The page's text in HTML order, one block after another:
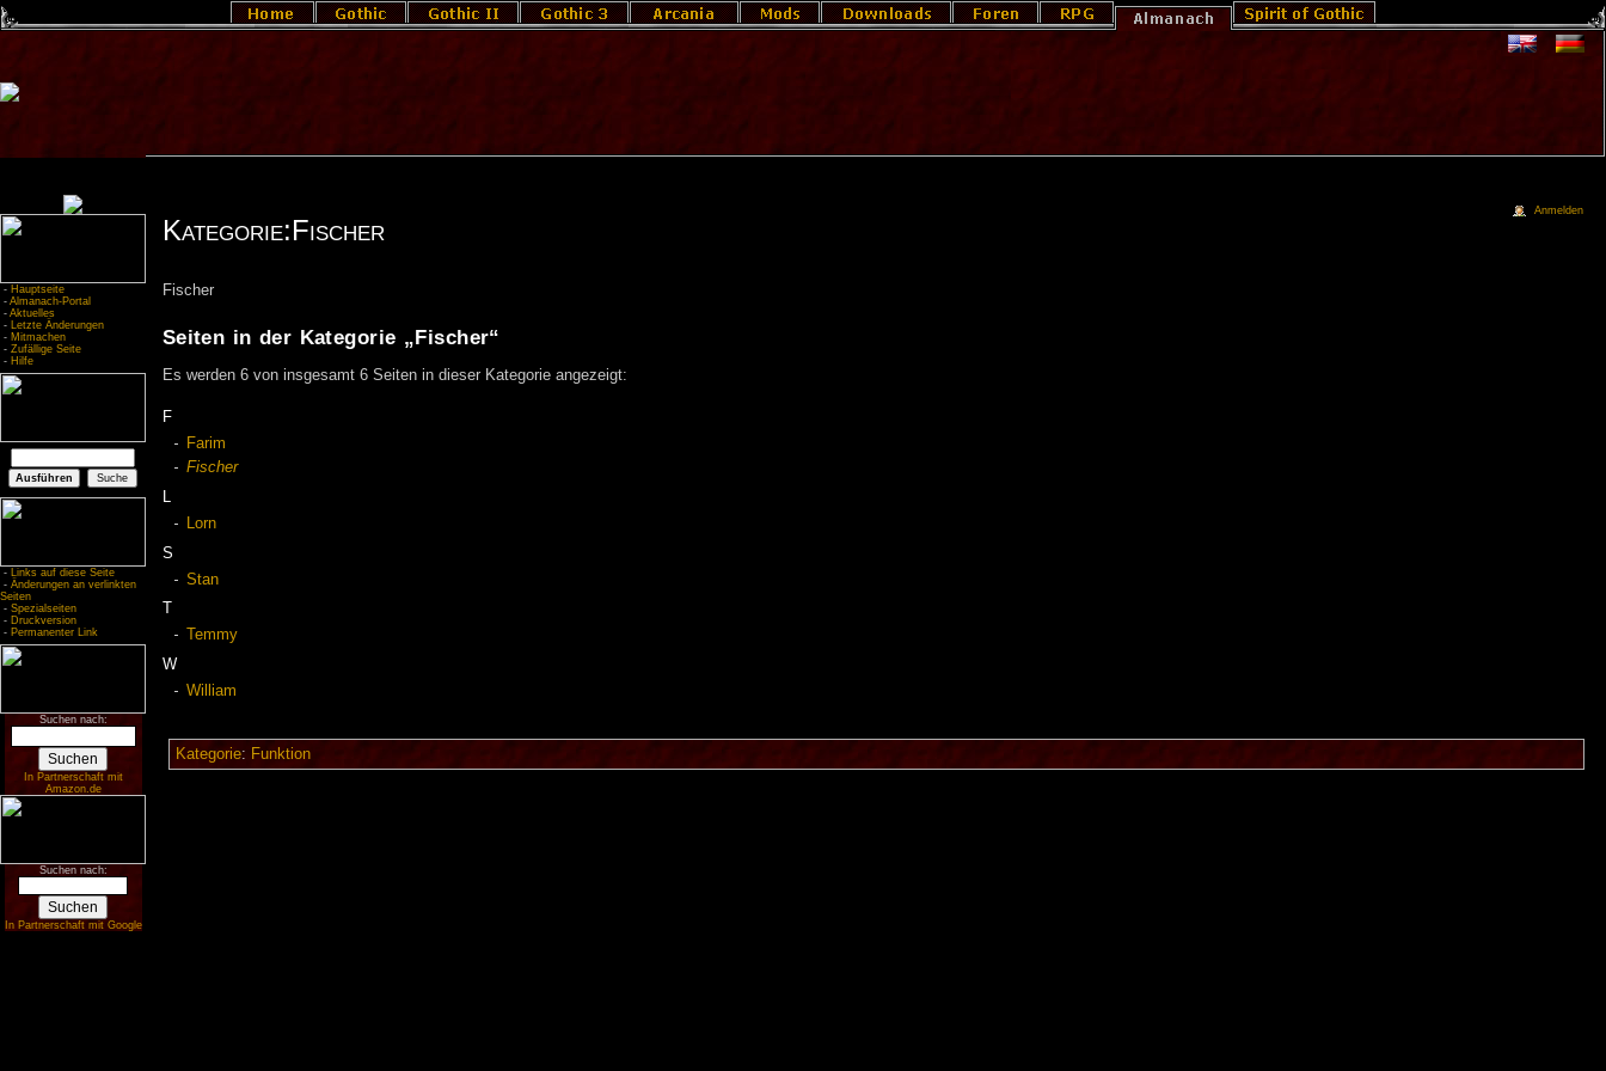
- Hauptseite
- Almanach-Portal
- Aktuelles
- Letzte Änderungen
- Mitmachen
- Zufällige Seite
- Hilfe
- Links auf diese Seite
- Änderungen an verlinkten
Seiten
- Spezialseiten
- Druckversion
- Permanenter Link
Suchen nach:
In Partnerschaft mit
Amazon.de
Suchen nach:
In Partnerschaft mit Google
Kategorie:Fischer
Fischer
Seiten in der Kategorie „Fischer“
Es werden 6 von insgesamt 6 Seiten in dieser Kategorie angezeigt:
F
Farim
Fischer
L
Lorn
S
Stan
Temmy
W
William
Kategorie: Funktion
Anmelden